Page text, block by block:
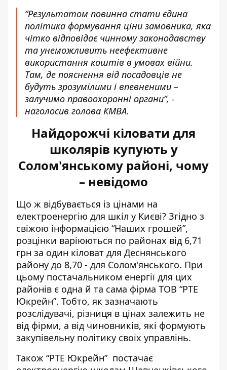
“Результатом повинна стати єдина
політика формування ціни замовника, яка
чітко відповідає чинному законодавству
та унеможливить неефективне
використання коштів в умовах війни.
Там, де пояснення від посадовців не
будуть зрозумілими і впевненими –
залучимо правоохоронні органи”, -
наголосив голова КМВА.
Найдорожчі кіловати для
школярів купують у
Солом'янському районі, чому
– невідомо
Що ж відбувається із цінами на
електроенергію для шкіл у Києві? Згідно з
свіжою інформацією “Наших грошей”,
розцінки варіюються по районах від 6,71
грн за один кіловат для Деснянського
району до 8,70 - для Солом'янського. При
цьому постачальником енергії для цих
районів є одна й та сама фірма ТОВ “РТЕ
Юкрейн”. Тобто, як зазначають
розслідувачі, різниця в цінах залежить не
від фірми, а від чиновників, які формують
закупівельну політику своїх управлінь.
Також “РТЕ Юкрейн” постачає